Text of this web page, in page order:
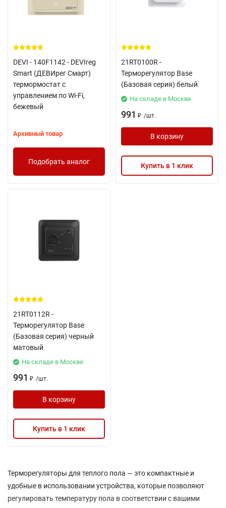
DEVI - 140F1142 - DEVIreg
Smart (ДЕВИрег Смарт)
термормостат с
управлением по Wi-Fi,
бежевый
Архивный товар
Подобрать аналог
21RT0100R -
Терморегулятор Base
(Базовая серия) белый
На складе в Москве
991 ₽ /шт.
В корзину
Купить в 1 клик
21RT0112R -
Терморегулятор Base
(Базовая серия) черный
матовый
На складе в Москве
991 ₽ /шт.
В корзину
Купить в 1 клик
Терморегуляторы для теплого пола — это компактные и
удобные в использовании устройства, которые позволяют
регулировать температуру пола в соответствии с вашими